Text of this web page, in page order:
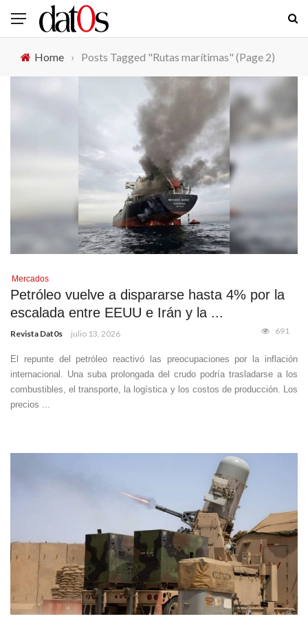
Home › Posts Tagged "Rutas marítimas" (Page 2)
Mercados
Petróleo vuelve a dispararse hasta 4% por la
escalada entre EEUU e Irán y la ...
Revista Dat0s julio 13, 2026 691
El repunte del petróleo reactivó las preocupaciones por la inflación
internacional. Una suba prolongada del crudo podría trasladarse a los
combustibles, el transporte, la logística y los costos de producción. Los
precios ...